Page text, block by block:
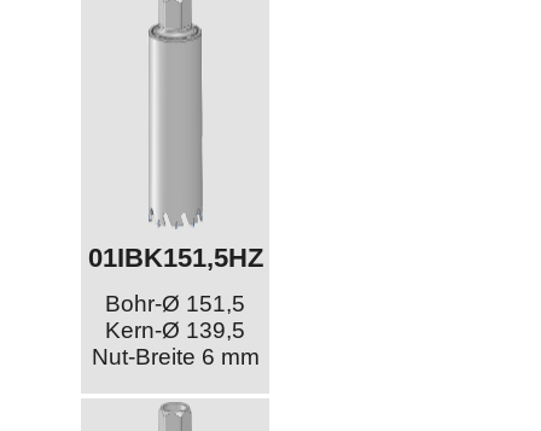
01IBK151,5HZ
Bohr-Ø 151,5
Kern-Ø 139,5
Nut-Breite 6 mm